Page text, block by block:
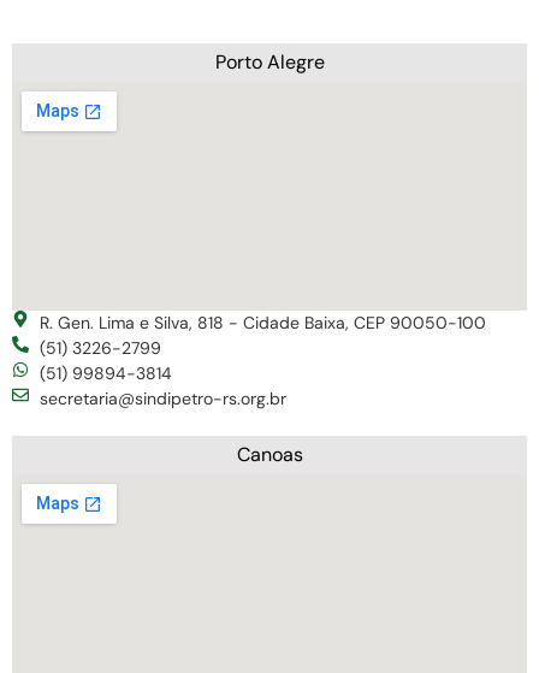
Porto Alegre
R. Gen. Lima e Silva, 818 - Cidade Baixa, CEP 90050-100
(51) 3226-2799
(51) 99894-3814
secretaria@sindipetro-rs.org.br
Canoas